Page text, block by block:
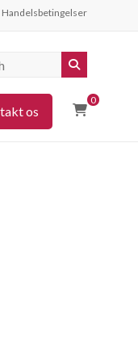
Handelsbetingelser
0
os